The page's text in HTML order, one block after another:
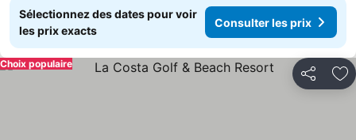
Sélectionnez des dates pour voir
les prix exacts
Consulter les prix
Partager
Choix populaire